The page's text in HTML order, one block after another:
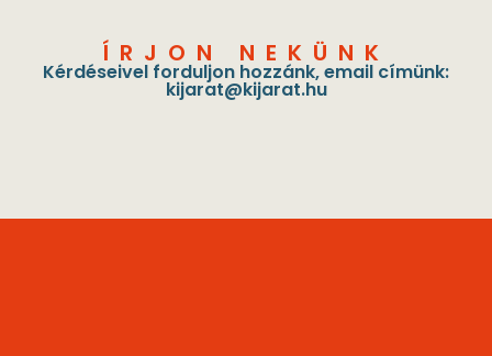
ÍRJON NEKÜNK
Kérdéseivel forduljon hozzánk, email címünk:
kijarat@kijarat.hu